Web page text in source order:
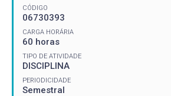
CÓDIGO
06730393
CARGA HORÁRIA
60 horas
TIPO DE ATIVIDADE
DISCIPLINA
PERIODICIDADE
Semestral